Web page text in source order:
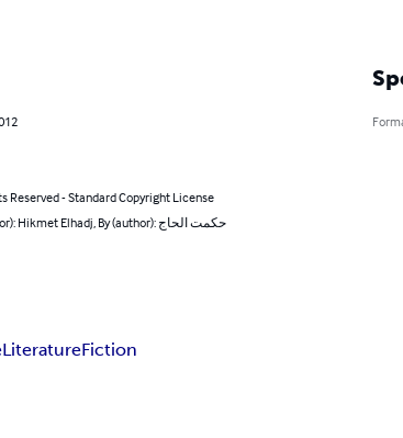
Reserved - Standard Copyright License
By (author): Hikmet Elhadj, By (author): حكمت الحاج
LiteratureFiction